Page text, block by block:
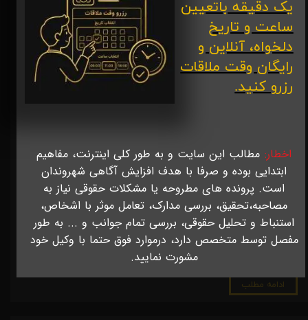
استفاده از وکیل چه سودی برای شما دارد؟ به دلیل عدم وجود قوانین لازم و
همچنین فقدان انگیزه برای دولت و قوه قضاییه ی جمهوری اسلامی ایران
برای فرهنگ سازی استفاده از وکیل به جای ورود به دعاوی بدون استفاده از
وکیل، که مشابه خوددرمانی است که تا چند سال پیش در مملکت ایران
رواج داشت و افراد از سر تنبلی یا به خیال خود صرفه جویی از پزشک
ادامه مطلب
اخطار: مطالب این سایت و به طور کلی اینترنت، مفاهیم
ابتدایی بوده و صرفا با هدف افزایش آگاهی شهروندان
است. پرونده های مطروحه یا مشکلات حقوقی نیاز به
مصاحبه،تحقیق، بررسی مدارک، تعامل موثر با اشخاص،
استنباط و تحلیل حقوقی، بررسی تمام جوانب و ... به طور
مفصل توسط متخصص دارد، درموارد فوق حتما با وکیل خود
مشورت نمایید.
یک دقیقه باتعیین
ساعت و تاریخ
دلخواه، آنلاین و
رایگان وقت ملاقات
رزرو کنید.